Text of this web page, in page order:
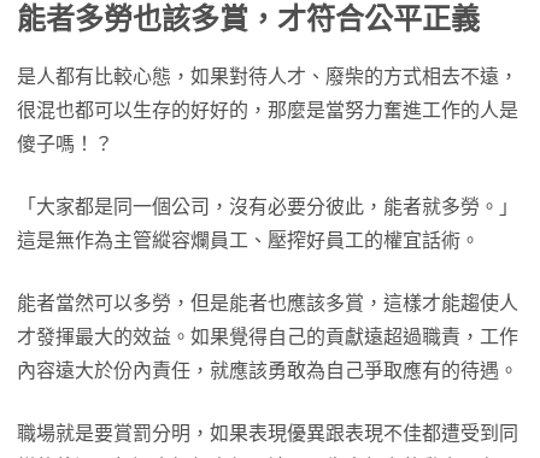
能者多勞也該多賞，才符合公平正義
是人都有比較心態，如果對待人才、廢柴的方式相去不遠，
很混也都可以生存的好好的，那麼是當努力奮進工作的人是
傻子嗎！？
「大家都是同一個公司，沒有必要分彼此，能者就多勞。」
這是無作為主管縱容爛員工、壓搾好員工的權宜話術。
能者當然可以多勞，但是能者也應該多賞，這樣才能趨使人
才發揮最大的效益。如果覺得自己的貢獻遠超過職責，工作
內容遠大於份內責任，就應該勇敢為自己爭取應有的待遇。
職場就是要賞罰分明，如果表現優異跟表現不佳都遭受到同